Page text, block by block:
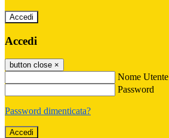
Accedi
Accedi
button close ×
Nome Utente
Password
Password dimenticata?